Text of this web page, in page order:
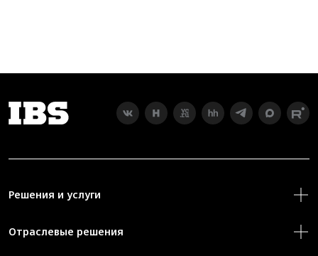
Решения и услуги
Отраслевые решения